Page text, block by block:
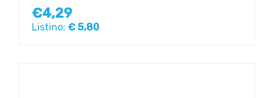
€4,29
Listino: € 5,80